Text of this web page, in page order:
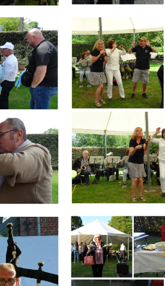
Branding
ARMCHAIR
Branding
ARMCHAIR